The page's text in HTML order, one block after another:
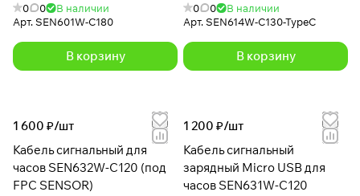
0 0
В наличии
Арт.SEN601W-C180
В корзину
0 0
В наличии
Арт.SEN614W-C130-TypeC
В корзину
1 600 ₽/шт
Кабель сигнальный для
часов SEN632W-С120 (под
FPC SENSOR)
1 200 ₽/шт
Кабель сигнальный
зарядный Micro USB для
часов SEN631W-C120